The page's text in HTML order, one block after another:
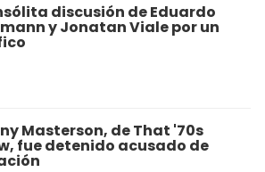
discusión de Eduardo
y Jonatan Viale por un
Masterson, de That '70s
fue detenido acusado de